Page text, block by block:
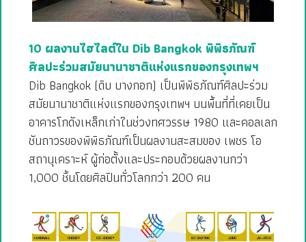
10 ผลงานไฮไลต์ใน Dib Bangkok พิพิธภัณฑ์
ศิลปะร่วมสมัยนานาชาติแห่งแรกของกรุงเทพฯ
Dib Bangkok (ดิบ บางกอก) เป็นพิพิธภัณฑ์ศิลปะร่วม
สมัยนานาชาติแห่งแรกของกรุงเทพฯ บนพื้นที่ที่เคยเป็น
อาคารโกดังเหล็กเก่าในช่วงทศวรรษ 1980 และคอลเลก
ชันถาวรของพิพิธภัณฑ์เป็นผลงานสะสมของ เพชร โอ
สถานุเคราะห์ ผู้ก่อตั้งและประกอบด้วยผลงานกว่า
1,000 ชิ้นโดยศิลปินทั่วโลกกว่า 200 คน